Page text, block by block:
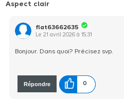
Aspect clair
flat63662635
Le21 avril 2026 à15:31
Bonjour. Dans quoi? Précisez svp.
Répondre 0